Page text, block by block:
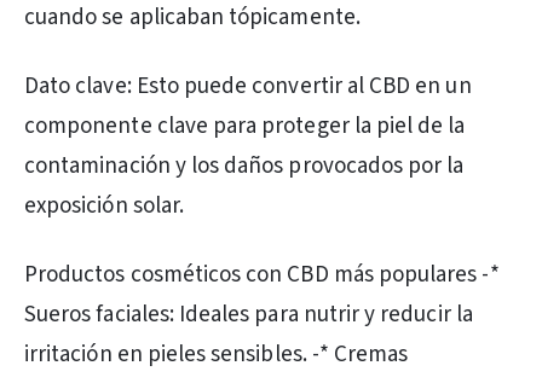
cuando se aplicaban tópicamente.
Dato clave: Esto puede convertir al CBD en un
componente clave para proteger la piel de la
contaminación y los daños provocados por la
exposición solar.
Productos cosméticos con CBD más populares -*
Sueros faciales: Ideales para nutrir y reducir la
irritación en pieles sensibles. -* Cremas